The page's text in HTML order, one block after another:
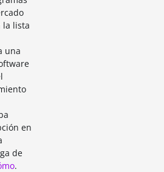
la lista
una
en
de
.